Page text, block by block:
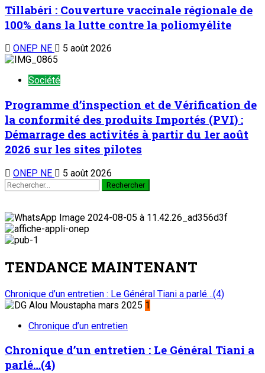
Tillabéri : Couverture vaccinale régionale de
100% dans la lutte contre la poliomyélite
ONEP NE 5 août 2026
Société
Programme d’inspection et de Vérification de
la conformité des produits Importés (PVI) :
Démarrage des activités à partir du 1er août
2026 sur les sites pilotes
ONEP NE 5 août 2026
TENDANCE MAINTENANT
Chronique d’un entretien : Le Général Tiani a parlé…(4)
1
Chronique d’un entretien
Chronique d’un entretien : Le Général Tiani a
parlé…(4)